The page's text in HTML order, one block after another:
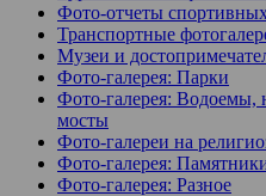
Фото-отчеты
Транспортные
Музеи и
Фото-галерея: Парки
Фото-галерея:
мосты
Фото-галереи на
Фото-галерея:
Фото-галерея: Разное